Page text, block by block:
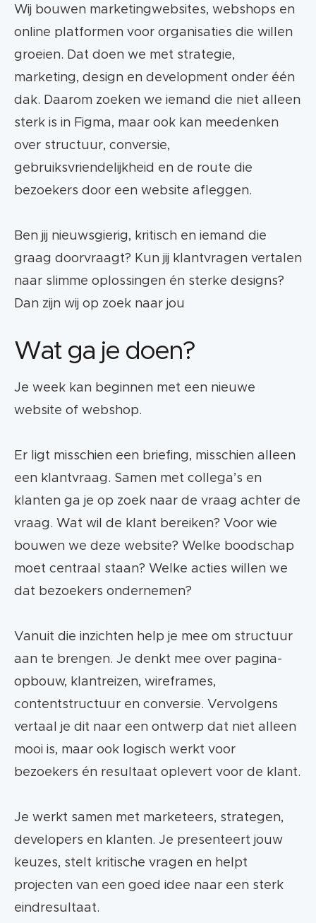
Wij bouwen marketingwebsites, webshops en
online platformen voor organisaties die willen
groeien. Dat doen we met strategie,
marketing, design en development onder één
dak. Daarom zoeken we iemand die niet alleen
sterk is in Figma, maar ook kan meedenken
over structuur, conversie,
gebruiksvriendelijkheid en de route die
bezoekers door een website afleggen.
Ben jij nieuwsgierig, kritisch en iemand die
graag doorvraagt? Kun jij klantvragen vertalen
naar slimme oplossingen én sterke designs?
Dan zijn wij op zoek naar jou
Wat ga je doen?
Je week kan beginnen met een nieuwe
website of webshop.
Er ligt misschien een briefing, misschien alleen
een klantvraag. Samen met collega’s en
klanten ga je op zoek naar de vraag achter de
vraag. Wat wil de klant bereiken? Voor wie
bouwen we deze website? Welke boodschap
moet centraal staan? Welke acties willen we
dat bezoekers ondernemen?
Vanuit die inzichten help je mee om structuur
aan te brengen. Je denkt mee over pagina-
opbouw, klantreizen, wireframes,
contentstructuur en conversie. Vervolgens
vertaal je dit naar een ontwerp dat niet alleen
mooi is, maar ook logisch werkt voor
bezoekers én resultaat oplevert voor de klant.
Je werkt samen met marketeers, strategen,
developers en klanten. Je presenteert jouw
keuzes, stelt kritische vragen en helpt
projecten van een goed idee naar een sterk
eindresultaat.